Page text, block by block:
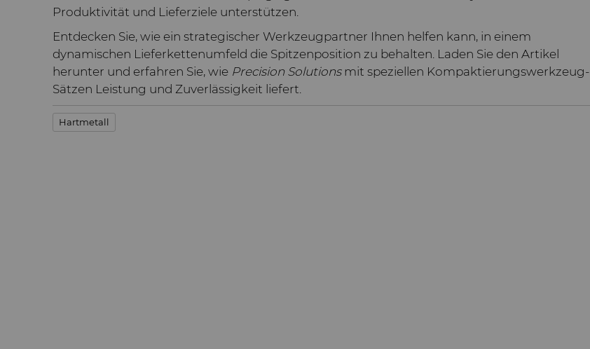
Produktivität und Lieferziele unterstützen.
Entdecken Sie, wie ein strategischer Werkzeugpartner Ihnen helfen kann, in einem
dynamischen Lieferkettenumfeld die Spitzenposition zu behalten. Laden Sie den Artikel
herunter und erfahren Sie, wie Precision Solutionsmit speziellen Kompaktierungswerkzeug-
Sätzen Leistung und Zuverlässigkeit liefert.
Hartmetall